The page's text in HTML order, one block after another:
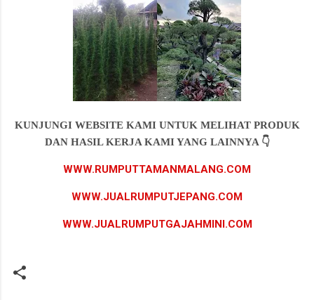
KUNJUNGI WEBSITE KAMI UNTUK MELIHAT PRODUK
DAN HASIL KERJA KAMI YANG LAINNYA 👇
WWW.RUMPUTTAMANMALANG.COM
WWW.JUALRUMPUTJEPANG.COM
WWW.JUALRUMPUTGAJAHMINI.COM